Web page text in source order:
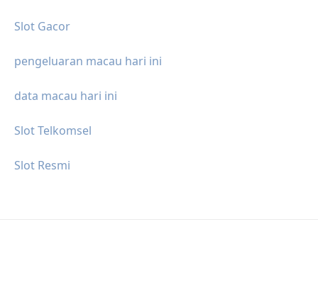
Slot Gacor
pengeluaran macau hari ini
data macau hari ini
Slot Telkomsel
Slot Resmi